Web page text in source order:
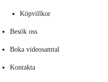
Köpvillkor
Besök oss
Boka videosamtal
Kontakta